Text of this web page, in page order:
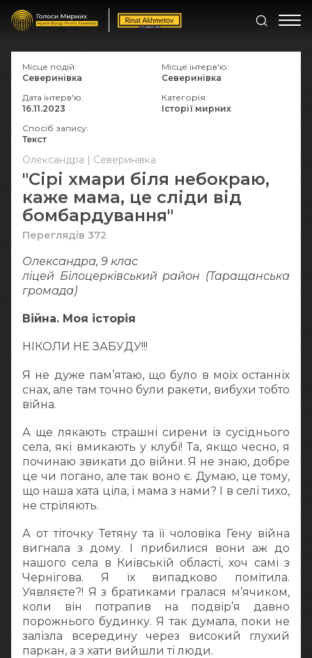
Олександра | Северинівка
"Сірі хмари біля небокраю,
каже мама, це сліди від
бомбардування"
Переглядів 372
Олександра, 9 клас
ліцей Білоцерківський район (Таращанська
громада)
Війна. Моя історія
НІКОЛИ НЕ ЗАБУДУ!!!
Я не дуже пам’ятаю, що було в моїх останніх
снах, але там точно були ракети, вибухи тобто
війна.
А ще лякають страшні сирени із сусіднього
села, які вмикають у клубі! Та, якщо чесно, я
починаю звикати до війни. Я не знаю, добре
це чи погано, але так воно є. Думаю, це тому,
що наша хата ціла, і мама з нами? І в селі тихо,
не стріляють.
А от тіточку Тетяну та її чоловіка Гену війна
вигнала з дому. І прибилися вони аж до
нашого села в Київській області, хоч самі з
Чернігова. Я їх випадково помітила.
Уявляєте?! Я з братиками гралася м’ячиком,
коли він потрапив на подвір’я давно
порожнього будинку. Я так думала, поки не
залізла всередину через високий глухий
паркан, а з хати вийшли ті люди.
Місце подій:
Северинівка
Місце інтерв'ю:
Северинівка
Дата інтерв'ю:
16.11.2023
Категорія:
Історії мирних
Спосіб запису:
Текст